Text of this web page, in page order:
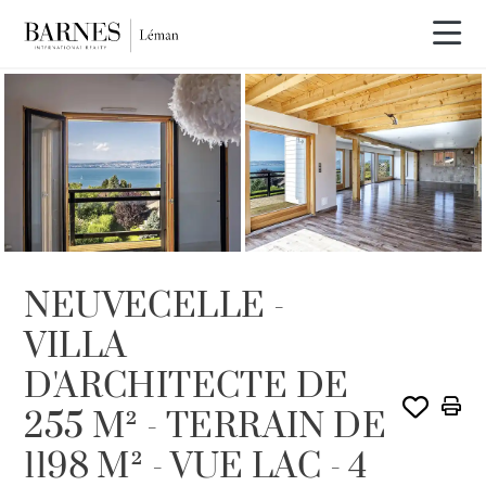
VENDU PAR BARNES
NEUVECELLE -
VILLA
D'ARCHITECTE DE
255 M² - TERRAIN DE
1198 M² - VUE LAC - 4